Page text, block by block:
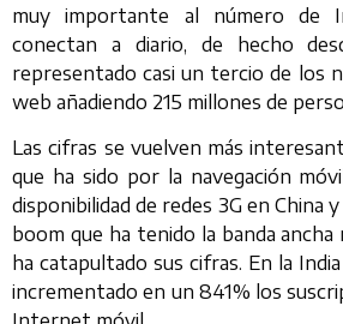
muy importante al número de
conectan a diario, de hecho
representado casi un tercio de los
web añadiendo 215 millones de
Las cifras se vuelven más
que ha sido por la navegación
disponibilidad de redes 3G en China
boom que ha tenido la banda ancha
ha catapultado sus cifras. En la
incrementado en un 841% los